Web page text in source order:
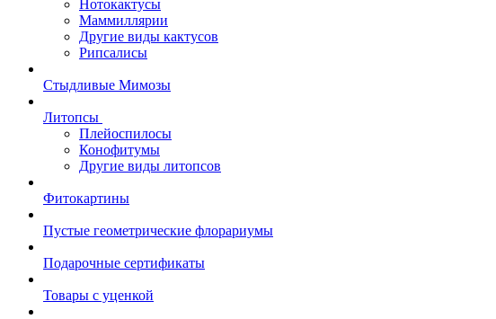
Нотокактусы
Маммиллярии
Другие виды кактусов
Рипсалисы
Стыдливые Мимозы
Литопсы
Плейоспилосы
Конофитумы
Другие виды литопсов
Фитокартины
Пустые геометрические флорариумы
Подарочные сертификаты
Товары с уценкой